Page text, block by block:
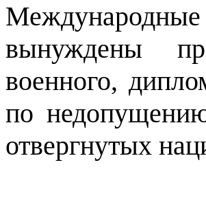
вынуждены
военного,
по
отвергнутых